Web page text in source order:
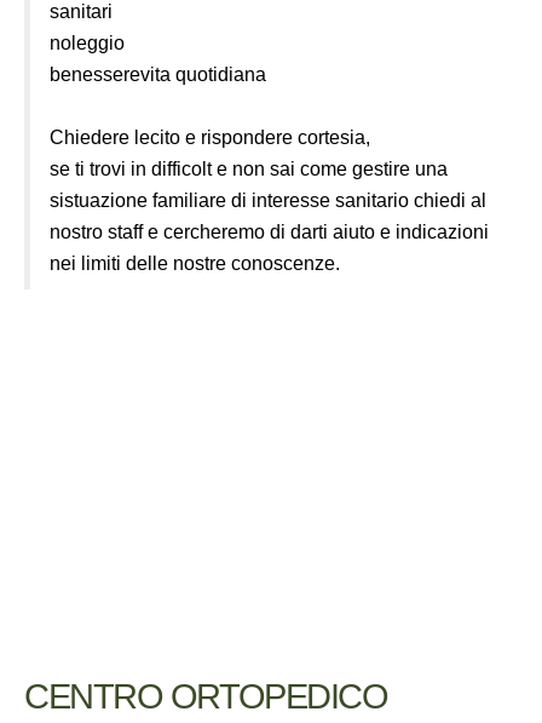
sanitari
noleggio
benesserevita quotidiana
Chiedere lecito e rispondere cortesia,
se ti trovi in difficolt e non sai come gestire una
sistuazione familiare di interesse sanitario chiedi al
nostro staff e cercheremo di darti aiuto e indicazioni
nei limiti delle nostre conoscenze.
CENTRO ORTOPEDICO